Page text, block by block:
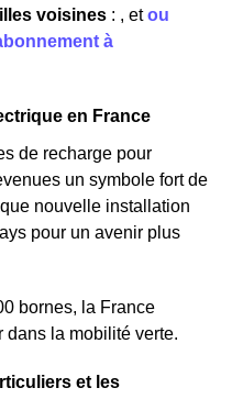
voisines : , etou
à
en France
de recharge pour
un symbole fort de
nouvelle installation
pour un avenir plus
bornes, la France
dans la mobilité verte.
et les